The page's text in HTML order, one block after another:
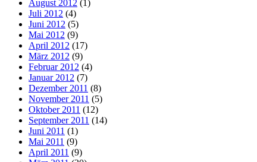
August 2012 (1)
Juli 2012 (4)
Juni 2012 (5)
Mai 2012 (9)
April 2012 (17)
März 2012 (9)
Februar 2012 (4)
Januar 2012 (7)
Dezember 2011 (8)
November 2011 (5)
Oktober 2011 (12)
September 2011 (14)
Juni 2011 (1)
Mai 2011 (9)
April 2011 (9)